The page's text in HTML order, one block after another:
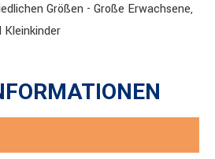
Größen - Große Erwachsene,
Kleinkinder